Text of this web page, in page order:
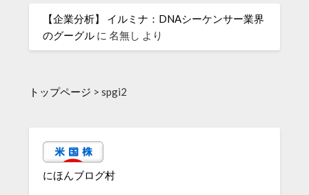
【企業分析】 イルミナ：DNAシーケンサー業界
のグーグル に名無し より
トップページ >spgi2
にほんブログ村